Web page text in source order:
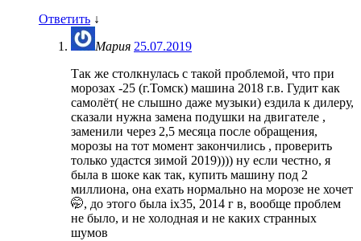
Ответить ↓
Мария 25.07.2019
Так же столкнулась с такой проблемой, что при
морозах -25 (г.Томск) машина 2018 г.в. Гудит как
самолёт( не слышно даже музыки) ездила к дилеру,
сказали нужна замена подушки на двигателе ,
заменили через 2,5 месяца после обращения,
морозы на тот момент закончились , проверить
только удастся зимой 2019)))) ну если честно, я
была в шоке как так, купить машину под 2
миллиона, она ехать нормально на морозе не хочет
🤭, до этого была ix35, 2014 г в, вообще проблем
не было, и не холодная и не каких странных
шумов